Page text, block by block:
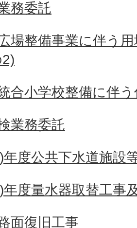
務委託
場整備事業に伴う
合小学校整備に伴
業務委託
度公共下水道施設
度量水器取替工事
面復旧工事